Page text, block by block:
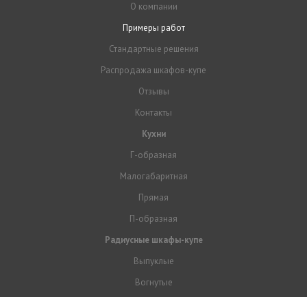
О компании
Примеры работ
Стандартные решения
Распродажа шкафов-купе
Отзывы
Контакты
Кухни
Г-образная
Малогабаритная
Прямая
П-образная
Радиусные шкафы-купе
Выпуклые
Вогнутые